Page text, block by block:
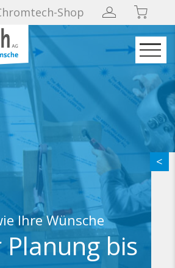
Shop
Ihre Wünsche
bis